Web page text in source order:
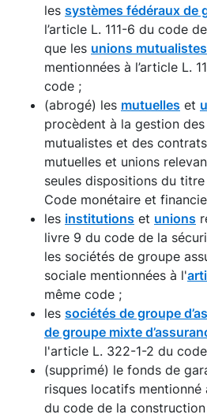
les systèmes fédéraux de
l’article L. 111-6 du code
que les unions
mentionnées à l’article L.
code ;
(abrogé) les mutuelles et
procèdent à la gestion
mutualistes et des
mutuelles et unions
seules dispositions du
Code monétaire et
les institutions et unions
livre 9 du code de la
les sociétés de groupe
sociale mentionnées à l'
même code ;
les sociétés de groupe
de groupe mixte
l'article L. 322-1-2 du
(supprimé) le fonds de
risques locatifs mentionné
du code de la